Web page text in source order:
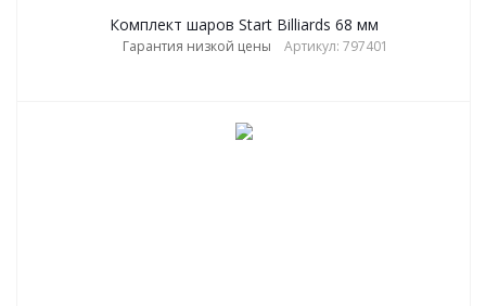
Комплект шаров Start Billiards 68 мм
Гарантия низкой цены Артикул: 797401